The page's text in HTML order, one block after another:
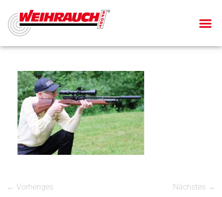
← Vorheriges Nächstes →